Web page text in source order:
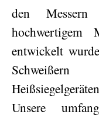
den
hochwertigem
entwickelt
Unsere